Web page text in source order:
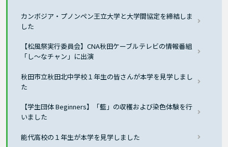
カンボジア・プノンペン王立大学と大学間協定を締結しま
した
【松風祭実行委員会】CNA秋田ケーブルテレビの情報番組
「し～なチャン」に出演
秋田市立秋田北中学校１年生の皆さんが本学を見学しまし
た
【学生団体 Beginners】「藍」の収穫および染色体験を行
いました
能代高校の１年生が本学を見学しました